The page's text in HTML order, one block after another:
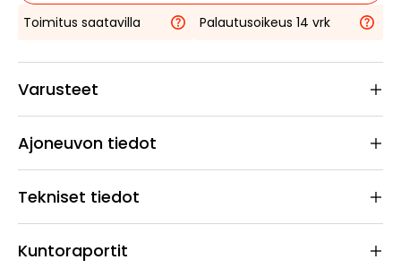
Toimitus saatavilla
Palautusoikeus 14 vrk
Varusteet
Ajoneuvon tiedot
Tekniset tiedot
Kuntoraportit